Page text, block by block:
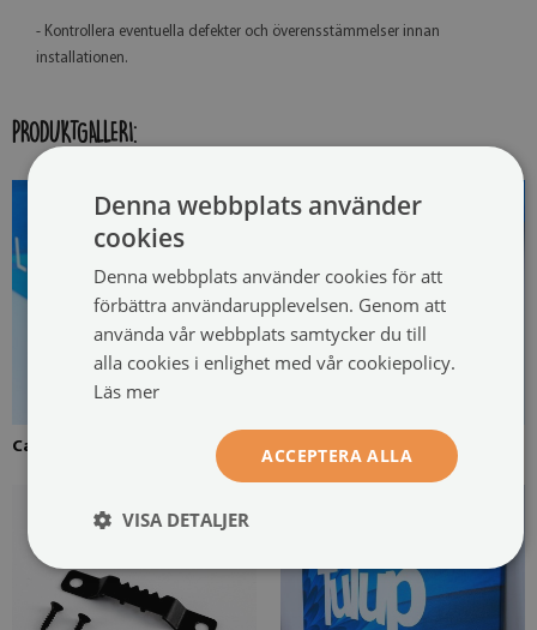
- Kontrollera eventuella defekter och överensstämmelser innan
installationen.
PRODUKTGALLERI:
Canvas uppspänd över en ram Fururam för canvasmålning
Denna webbplats använder
cookies
Denna webbplats använder cookies för att
förbättra användarupplevelsen. Genom att
använda vår webbplats samtycker du till
alla cookies i enlighet med vår cookiepolicy.
Läs mer
ACCEPTERA ALLA
VISA DETALJER